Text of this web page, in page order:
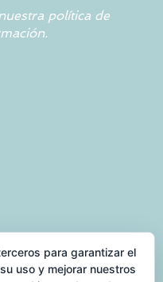
política de
para garantizar el
uso y mejorar nuestros